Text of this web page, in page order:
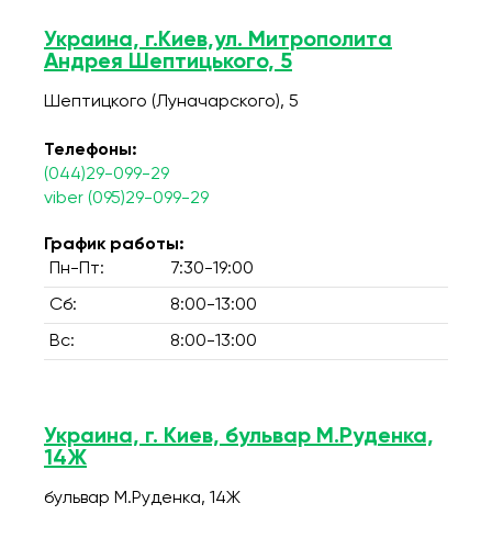
Украина, г.Киев,ул. Митрополита
Андрея Шептицького, 5
Шептицкого (Луначарского), 5
Телефоны:
(044)29-099-29
viber (095)29-099-29
График работы:
Пн-Пт:
7:30-19:00
Сб: 8:00-13:00
Вс: 8:00-13:00
Украина, г. Киев, бульвар М.Руденка,
14Ж
бульвар М.Руденка, 14Ж